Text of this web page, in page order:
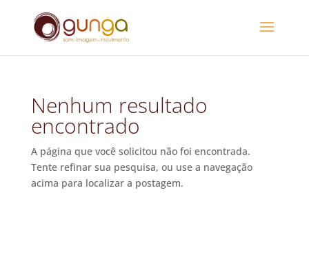
Nenhum resultado
encontrado
A página que você solicitou não foi encontrada.
Tente refinar sua pesquisa, ou use a navegação
acima para localizar a postagem.